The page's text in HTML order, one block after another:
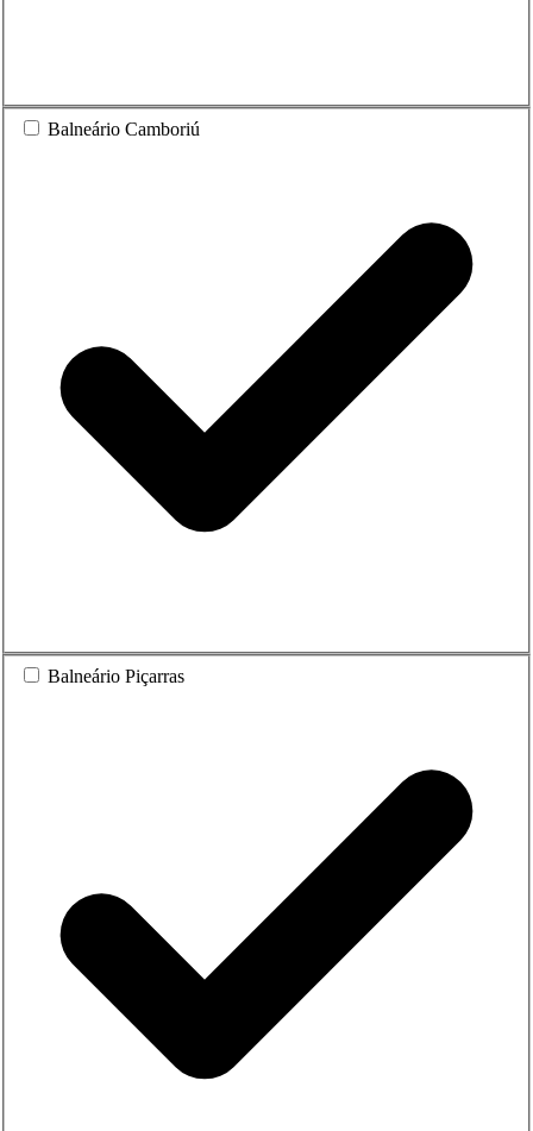
Balneário Camboriú
Balneário Piçarras